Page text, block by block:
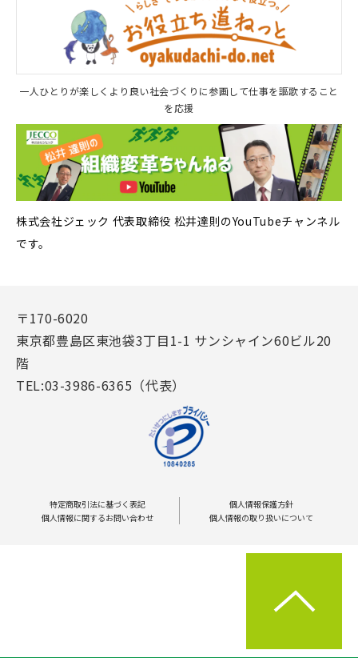
一人ひとりが楽しくより良い社会づくりに参画して仕事を謳歌すること
を応援
株式会社ジェック 代表取締役 松井達則のYouTubeチャンネル
です。
〒170-6020
東京都豊島区東池袋3丁目1-1 サンシャイン60ビル20
階
TEL:03-3986-6365（代表）
特定商取引法に基づく表記
個人情報保護方針
個人情報に関するお問い合わせ
個人情報の取り扱いについて